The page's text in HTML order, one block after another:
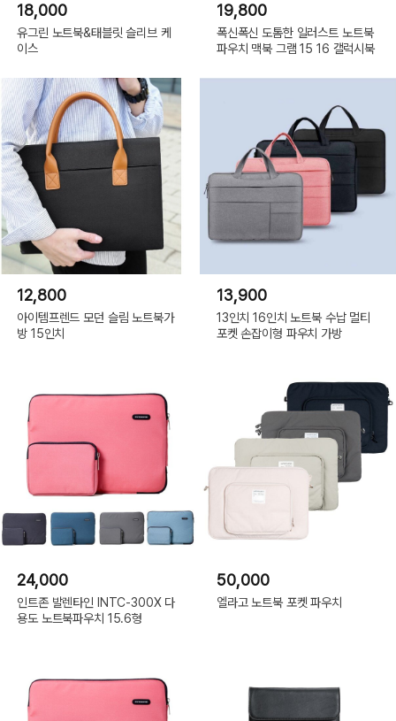
18,000
유그린 노트북&태블릿 슬리브 케
이스
19,800
폭신폭신 도톰한 일러스트 노트북
파우치 맥북 그램 15 16 갤럭시북
12,800
아이템프렌드 모던 슬림 노트북가
방 15인치
13,900
13인치 16인치 노트북 수납 멀티
포켓 손잡이형 파우치 가방
24,000
인트존 발렌타인 INTC-300X 다
용도 노트북파우치 15.6형
50,000
엘라고 노트북 포켓 파우치